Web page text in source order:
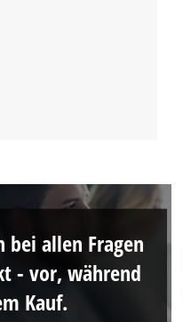
allen Fragen
- vor, während
Kauf.